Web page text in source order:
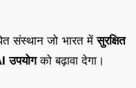
संस्थान जो भारत मेंसुरक्षित
उपयोगको बढ़ावा देगा।